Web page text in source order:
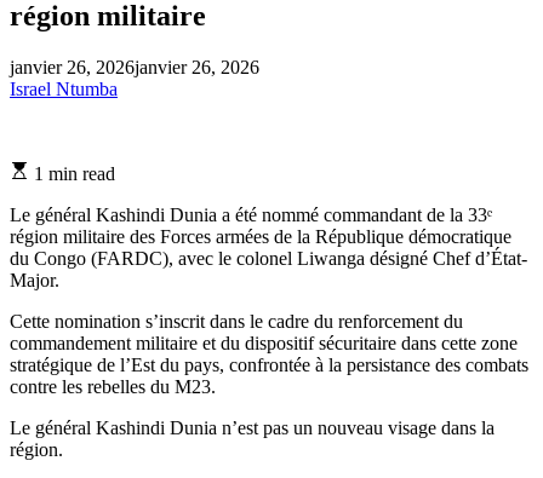
région militaire
janvier 26, 2026janvier 26, 2026
Israel Ntumba
Estimated
time
1 min read
Le général Kashindi Dunia a été nommé commandant de la 33ᵉ
région militaire des Forces armées de la République démocratique
du Congo (FARDC), avec le colonel Liwanga désigné Chef d’État-
Major.
Cette nomination s’inscrit dans le cadre du renforcement du
commandement militaire et du dispositif sécuritaire dans cette zone
stratégique de l’Est du pays, confrontée à la persistance des combats
contre les rebelles du M23.
Le général Kashindi Dunia n’est pas un nouveau visage dans la
région.